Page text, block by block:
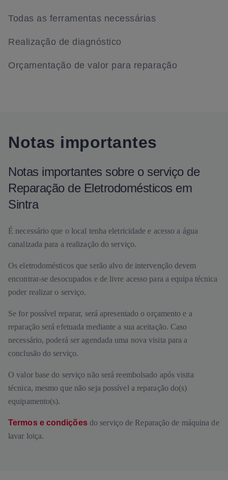
Todas as ferramentas necessárias
Realização de diagnóstico
Orçamentação de valor para reparação
Notas importantes
Notas importantes sobre o serviço de
Reparação de Eletrodomésticos em
Sintra
É necessário que o local tenha eletricidade e acesso a água
canalizada para a realização do serviço.
Os eletrodomésticos que serão alvo de intervenção devem
encontrar-se desocupados e de livre acesso para a equipa técnica
poder realizar o serviço.
Se for possível reparar, será apresentado o orçamento e a
reparação será efetuada mediante a sua aceitação. Caso
necessário, poderá ser agendada uma nova visita para a
conclusão do serviço.
O valor base do serviço não será reembolsado após visita
técnica, mesmo que não seja possível a reparação do(s)
equipamento(s).
Termos e condiçõesdo serviço de Reparação de máquina de
lavar loiça.